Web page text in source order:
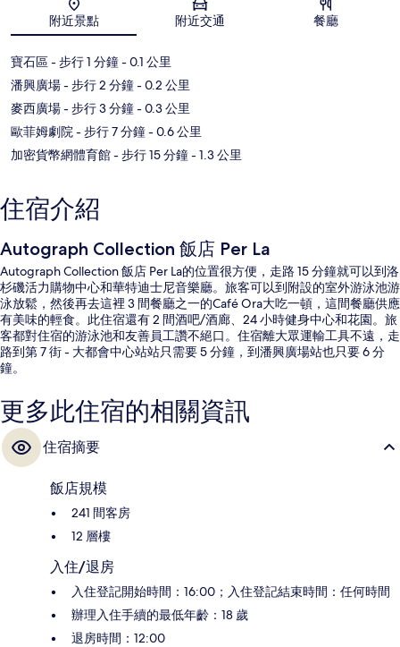
地圖
附近景點 附近交通 餐廳
寶石區- 步行 1 分鐘- 0.1 公里
潘興廣場- 步行 2 分鐘- 0.2 公里
麥西廣場- 步行 3 分鐘- 0.3 公里
歐菲姆劇院- 步行 7 分鐘- 0.6 公里
加密貨幣網體育館- 步行 15 分鐘- 1.3 公里
住宿介紹
Autograph Collection 飯店 Per La
Autograph Collection 飯店 Per La的位置很方便，走路 15 分鐘就可以到洛
杉磯活力購物中心和華特迪士尼音樂廳。旅客可以到附設的室外游泳池游
泳放鬆，然後再去這裡 3 間餐廳之一的Café Ora大吃一頓，這間餐廳供應
有美味的輕食。此住宿還有 2 間酒吧/酒廊、24 小時健身中心和花園。旅
客都對住宿的游泳池和友善員工讚不絕口。住宿離大眾運輸工具不遠，走
路到第 7 街 - 大都會中心站站只需要 5 分鐘，到潘興廣場站也只要 6 分
鐘。
更多此住宿的相關資訊
住宿摘要
飯店規模
241 間客房
12 層樓
入住/退房
入住登記開始時間：16:00；入住登記結束時間：任何時間
辦理入住手續的最低年齡：18 歲
退房時間：12:00